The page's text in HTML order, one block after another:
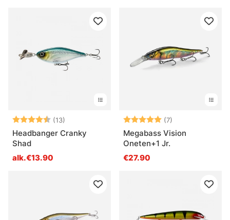
Arvio: (13)
4.4 5:sta tähdestä
Headbanger Cranky
Shad
alk.€13.90
Arvio: (7)
Megabass Vision
Oneten+1 Jr.
€27.90